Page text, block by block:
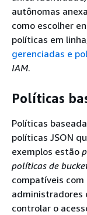
autônomas
como escolher
políticas em
gerenciadas e
IAM.
Políticas
Políticas
políticas JSON
exemplos estão
políticas de
compatíveis com
administradores
controlar o